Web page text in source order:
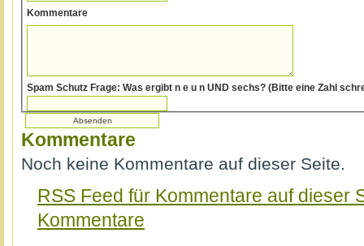
Kommentare
Spam Schutz Frage: Was ergibt n e u n UND sechs?
Kommentare
Noch keine Kommentare auf dieser Seite.
RSS Feed für Kommentare auf dieser
Kommentare